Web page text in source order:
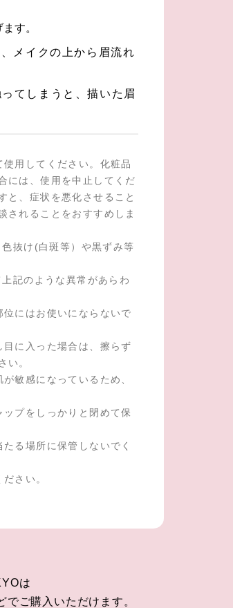
す。
メイクの上から眉流れ
てしまうと、描いた眉
用してください。化粧品
には、使用を中止してくだ
と、症状を悪化させること
されることをおすすめしま
抜け(白斑等）や黒ずみ等
記のような異常があらわ
にはお使いにならないで
に入った場合は、擦らず
い。
敏感になっているため、
プをしっかりと閉めて保
る場所に保管しないでく
さい。
は
ご購入いただけます。